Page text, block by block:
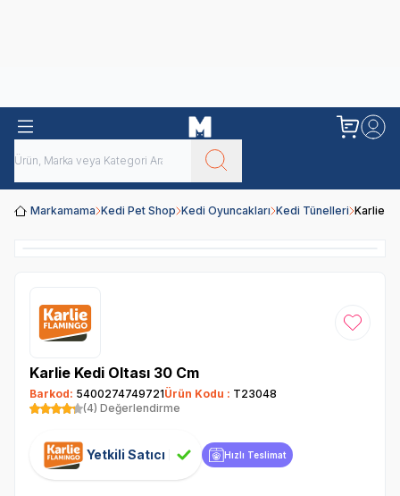
Markamama Kedi Pet Shop Kedi Oyuncakları Kedi Tünelleri Karlie
Favoriye
Karlie Kedi Oltası 30 Cm
Barkod: 5400274749721Ürün Kodu : T23048
(4) Değerlendirme
Yetkili Satıcı Hızlı Teslimat